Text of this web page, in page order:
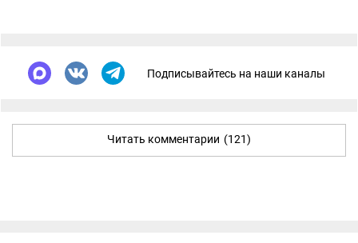
Подписывайтесь на наши каналы
Читать комментарии (121)